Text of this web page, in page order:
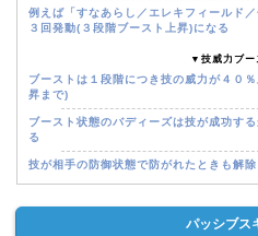
例えば「すなあらし／エレキフィールド
３回発動(３段階ブースト上昇)になる
▼技威力ブー
ブーストは１段階につき技の威力が４０
昇まで)
ブースト状態のバディーズは技が成功す
る
技が相手の防御状態で防がれたときも解除
パッシブス